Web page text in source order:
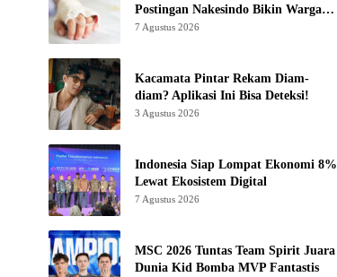
Postingan Nakesindo Bikin Warganet
Murka
7 Agustus 2026
Kacamata Pintar Rekam Diam-
diam? Aplikasi Ini Bisa Deteksi!
3 Agustus 2026
Indonesia Siap Lompat Ekonomi 8%
Lewat Ekosistem Digital
7 Agustus 2026
MSC 2026 Tuntas Team Spirit Juara
Dunia Kid Bomba MVP Fantastis